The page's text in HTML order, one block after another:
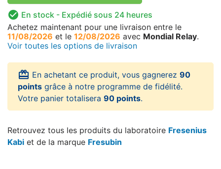
 En stock - Expédié sous 24 heures
Achetez maintenant pour une livraison entre le
11/08/2026 et le 12/08/2026 avec Mondial Relay.
Voir toutes les options de livraison
card_giftcard En achetant ce produit, vous gagnerez 90
points grâce à notre programme de fidélité.
Votre panier totalisera 90 points.
Retrouvez tous les produits du laboratoire Fresenius
Kabi et de la marque Fresubin